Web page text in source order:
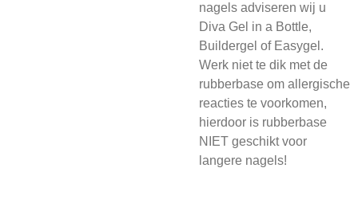
nagels adviseren wij u
Diva Gel in a Bottle,
Buildergel of Easygel.
Werk niet te dik met de
rubberbase om allergische
reacties te voorkomen,
hierdoor is rubberbase
NIET geschikt voor
langere nagels!